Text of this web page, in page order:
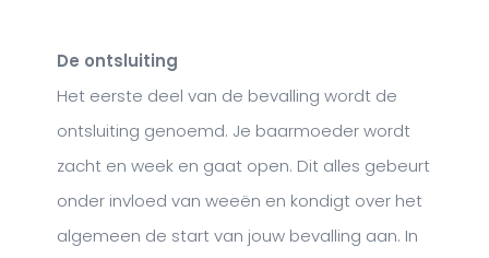
De ontsluiting
Het eerste deel van de bevalling wordt de
ontsluiting genoemd. Je baarmoeder wordt
zacht en week en gaat open. Dit alles gebeurt
onder invloed van weeën en kondigt over het
algemeen de start van jouw bevalling aan. In